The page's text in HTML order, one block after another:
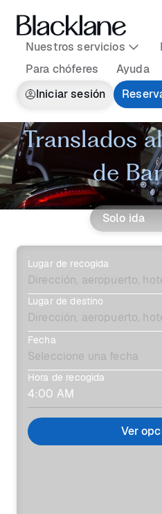
Nuestros servicios
Para chóferes
Ayuda
Iniciar sesión
Translados
de
Solo ida
Lugar de recogida
Lugar de destino
Fecha
Hora de recogida
Ver